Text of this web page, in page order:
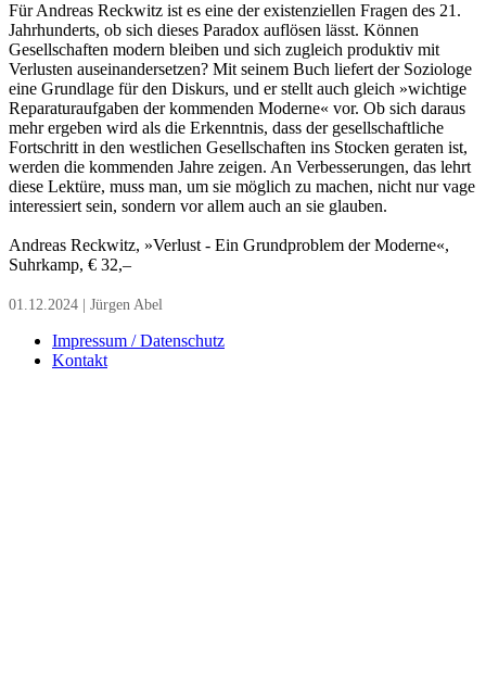
Für Andreas Reckwitz ist es eine der existenziellen Fragen des 21.
Jahrhunderts, ob sich dieses Paradox auflösen lässt. Können
Gesellschaften modern bleiben und sich zugleich produktiv mit
Verlusten auseinandersetzen? Mit seinem Buch liefert der Soziologe
eine Grundlage für den Diskurs, und er stellt auch gleich »wichtige
Reparaturaufgaben der kommenden Moderne« vor. Ob sich daraus
mehr ergeben wird als die Erkenntnis, dass der gesellschaftliche
Fortschritt in den westlichen Gesellschaften ins Stocken geraten ist,
werden die kommenden Jahre zeigen. An Verbesserungen, das lehrt
diese Lektüre, muss man, um sie möglich zu machen, nicht nur vage
interessiert sein, sondern vor allem auch an sie glauben.
Andreas Reckwitz, »Verlust - Ein Grundproblem der Moderne«,
Suhrkamp, € 32,–
01.12.2024 | Jürgen Abel
Impressum / Datenschutz
Kontakt